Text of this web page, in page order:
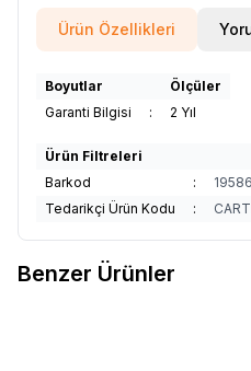
Ürün Özellikleri
Boyutlar
Ölçüler
Garanti Bilgisi
: 2 Yıl
Ürün Filtreleri
Barkod
:
Tedarikçi Ürün Kodu
:
Benzer Ürünler